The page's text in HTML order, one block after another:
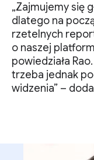
„Zajmujemy się
dlatego na
rzetelnych
o naszej
powiedziała
trzeba jednak
widzenia” –